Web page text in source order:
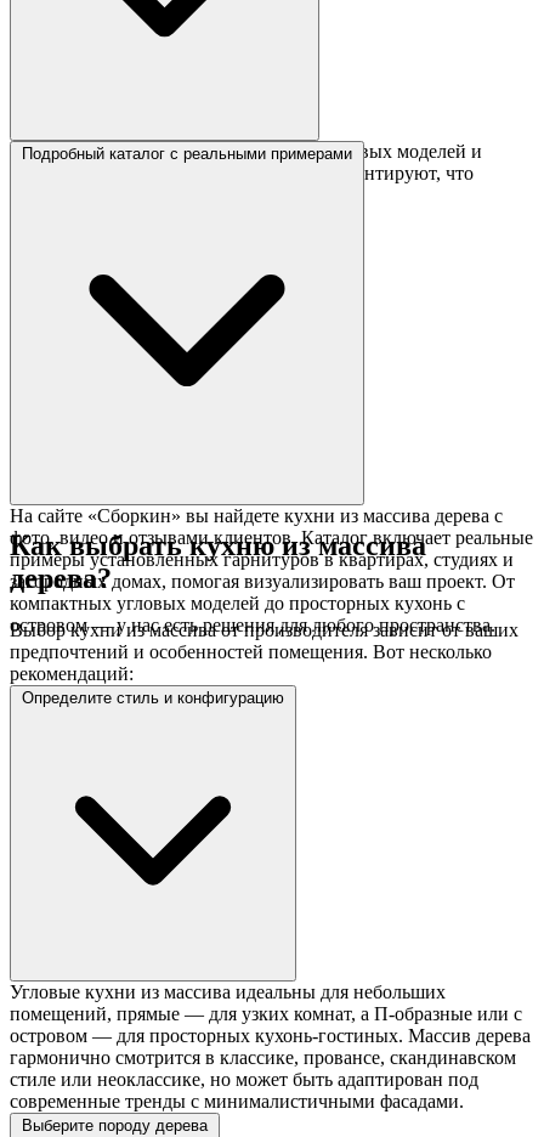
Мы обеспечиваем быструю доставку готовых моделей и
аккуратную установку. Наши мастера гарантируют, что
Подробный каталог с реальными примерами
На сайте «Сборкин» вы найдете кухни из массива дерева с
фото, видео и отзывами клиентов. Каталог включает реальные
примеры установленных гарнитуров в квартирах, студиях и
загородных домах, помогая визуализировать ваш проект. От
компактных угловых моделей до просторных кухонь с
островом — у нас есть решения для любого пространства.
Как выбрать кухню из массива
дерева?
Выбор кухни из массива от производителя зависит от ваших
предпочтений и особенностей помещения. Вот несколько
рекомендаций:
Определите стиль и конфигурацию
Угловые кухни из массива идеальны для небольших
помещений, прямые — для узких комнат, а П-образные или с
островом — для просторных кухонь-гостиных. Массив дерева
гармонично смотрится в классике, провансе, скандинавском
стиле или неоклассике, но может быть адаптирован под
современные тренды с минималистичными фасадами.
Выберите породу дерева